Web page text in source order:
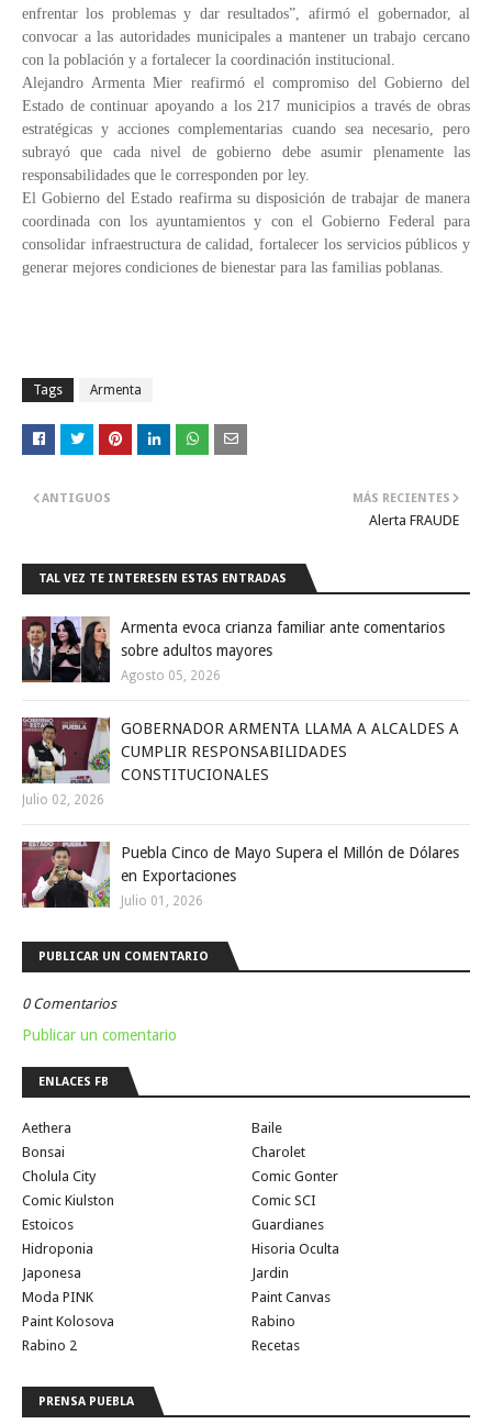
enfrentar los problemas y dar resultados”, afirmó el gobernador, al
convocar a las autoridades municipales a mantener un trabajo cercano
con la población y a fortalecer la coordinación institucional.
Alejandro Armenta Mier reafirmó el compromiso del Gobierno del
Estado de continuar apoyando a los 217 municipios a través de obras
estratégicas y acciones complementarias cuando sea necesario, pero
subrayó que cada nivel de gobierno debe asumir plenamente las
responsabilidades que le corresponden por ley.
El Gobierno del Estado reafirma su disposición de trabajar de manera
coordinada con los ayuntamientos y con el Gobierno Federal para
consolidar infraestructura de calidad, fortalecer los servicios públicos y
generar mejores condiciones de bienestar para las familias poblanas.
Tags Armenta
MÁS RECIENTES
Alerta FRAUDE
ANTIGUOS
TAL VEZ TE INTERESEN ESTAS ENTRADAS
Armenta evoca crianza familiar ante comentarios
sobre adultos mayores
Agosto 05, 2026
GOBERNADOR ARMENTA LLAMA A ALCALDES A
CUMPLIR RESPONSABILIDADES
CONSTITUCIONALES
Julio 02, 2026
Puebla Cinco de Mayo Supera el Millón de Dólares
en Exportaciones
Julio 01, 2026
PUBLICAR UN COMENTARIO
0 Comentarios
Publicar un comentario
ENLACES FB
Aethera
Baile
Bonsai
Charolet
Cholula City
Comic Gonter
Comic Kiulston
Comic SCI
Estoicos
Guardianes
Hidroponia
Hisoria Oculta
Japonesa
Jardin
Moda PINK
Paint Canvas
Paint Kolosova
Rabino
Rabino 2
Recetas
PRENSA PUEBLA